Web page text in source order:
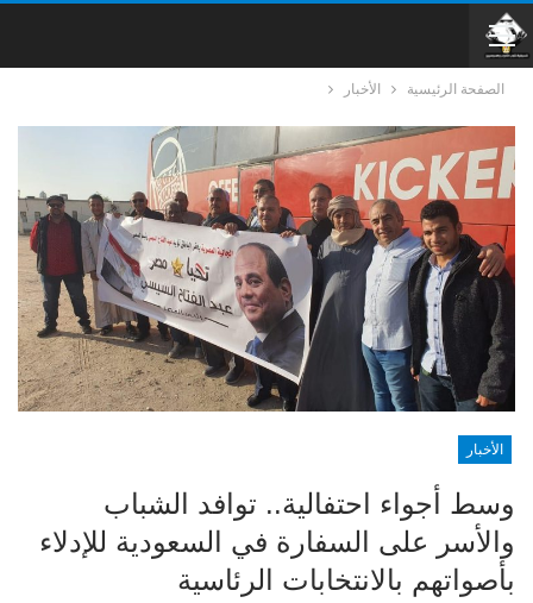
الصفحة الرئيسية الأخبار
الأخبار
وسط أجواء احتفالية.. توافد الشباب
والأسر على السفارة في السعودية للإدلاء
بأصواتهم بالانتخابات الرئاسية